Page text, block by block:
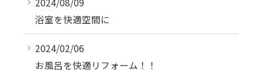
浴室を快適空間に
2024/02/06
お風呂を快適リフォーム！！